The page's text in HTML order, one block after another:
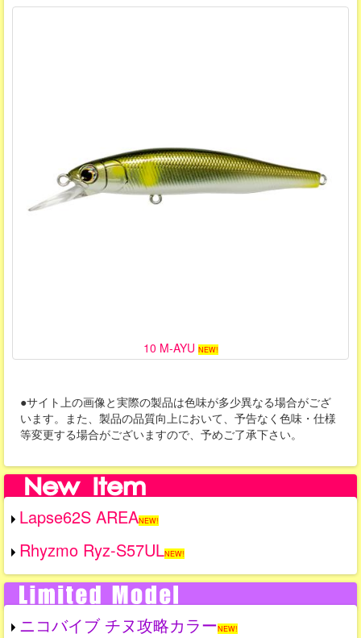
10 M-AYU NEW!
●サイト上の画像と実際の製品は色味が多少異なる場合がござ
います。また、製品の品質向上において、予告なく色味・仕様
等変更する場合がございますので、予めご了承下さい。
Lapse62S AREANEW!
Rhyzmo Ryz-S57ULNEW!
ニコバイブ チヌ攻略カラーNEW!